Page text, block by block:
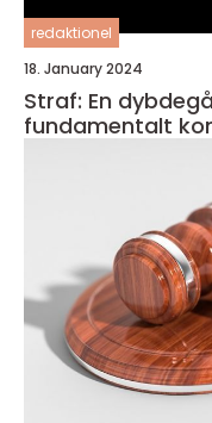
redaktionel
18. January 2024
Straf: En
fundamentalt